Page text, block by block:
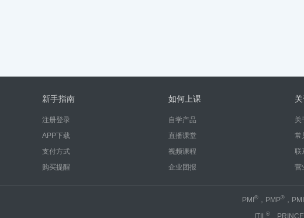
新手指南
注册登录
APP下载
支付方式
购买提醒
如何上课
自学产品
直播课堂
视频课程
企业团报
关
常
联
营
PMI®，PMP®，
ITIL ®、